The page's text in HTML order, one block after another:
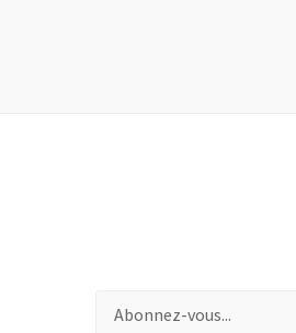
Pour vous inscrire à la